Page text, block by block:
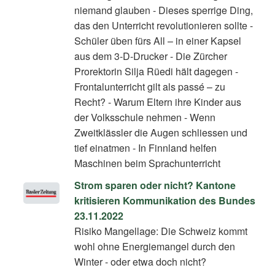
niemand glauben - Dieses sperrige Ding,
das den Unterricht revolutionieren sollte -
Schüler üben fürs All – in einer Kapsel
aus dem 3-D-Drucker - Die Zürcher
Prorektorin Silja Rüedi hält dagegen -
Frontalunterricht gilt als passé – zu
Recht? - Warum Eltern ihre Kinder aus
der Volksschule nehmen - Wenn
Zweitklässler die Augen schliessen und
tief einatmen - In Finnland helfen
Maschinen beim Sprachunterricht
Strom sparen oder nicht? Kantone
kritisieren Kommunikation des Bundes
23.11.2022
Risiko Mangellage: Die Schweiz kommt
wohl ohne Energiemangel durch den
Winter - oder etwa doch nicht?